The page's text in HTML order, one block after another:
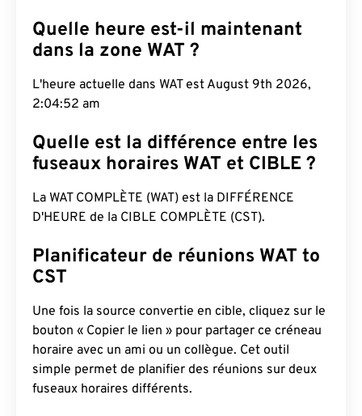
Quelle heure est-il maintenant
dans la zone WAT ?
L'heure actuelle dans WAT est August 9th 2026,
2:04:53 am
Quelle est la différence entre les
fuseaux horaires WAT et CIBLE ?
La WAT COMPLÈTE (WAT) est la DIFFÉRENCE
D'HEURE de la CIBLE COMPLÈTE (CST).
Planificateur de réunions WAT to
CST
Une fois la source convertie en cible, cliquez sur le
bouton « Copier le lien » pour partager ce créneau
horaire avec un ami ou un collègue. Cet outil
simple permet de planifier des réunions sur deux
fuseaux horaires différents.